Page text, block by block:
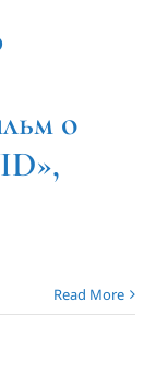
о
Read More